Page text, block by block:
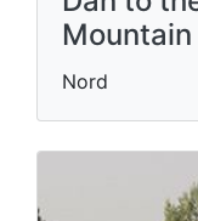
Mountain
Nord